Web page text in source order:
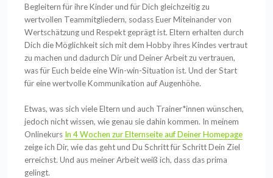
Begleitern für ihre Kinder und für Dich gleichzeitig zu
wertvollen Teammitgliedern, sodass Euer Miteinander von
Wertschätzung und Respekt geprägt ist. Eltern erhalten durch
Dich die Möglichkeit sich mit dem Hobby ihres Kindes vertraut
zu machen und dadurch Dir und Deiner Arbeit zu vertrauen,
was für Euch beide eine Win-win-Situation ist. Und der Start
für eine wertvolle Kommunikation auf Augenhöhe.
Etwas, was sich viele Eltern und auch Trainer*innen wünschen,
jedoch nicht wissen, wie genau sie dahin kommen. In meinem
Onlinekurs In 4 Wochen zur Elternseite auf Deiner Homepage
zeige ich Dir, wie das geht und Du Schritt für Schritt Dein Ziel
erreichst. Und aus meiner Arbeit weiß ich, dass das prima
gelingt.